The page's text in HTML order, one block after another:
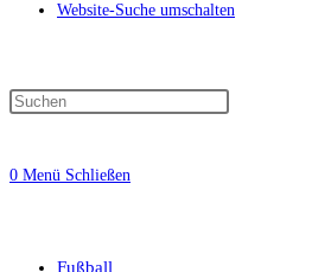
Website-Suche umschalten
0 Menü Schließen
Fußball